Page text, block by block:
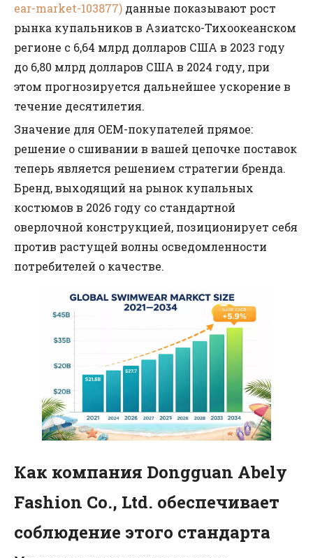
ear-market-103877) данные показывают рост
рынка купальников в Азиатско-Тихоокеанском
регионе с 6,64 млрд долларов США в 2023 году
до 6,80 млрд долларов США в 2024 году, при
этом прогнозируется дальнейшее ускорение в
течение десятилетия.
Значение для OEM-покупателей прямое:
решение о сшивании в вашей цепочке поставок
теперь является решением стратегии бренда.
Бренд, выходящий на рынок купальных
костюмов в 2026 году со стандартной
оверлочной конструкцией, позиционирует себя
против растущей волны осведомленности
потребителей о качестве.
Как компания Dongguan Abely
Fashion Co., Ltd. обеспечивает
соблюдение этого стандарта